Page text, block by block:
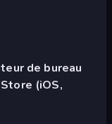
de bureau
(iOS,